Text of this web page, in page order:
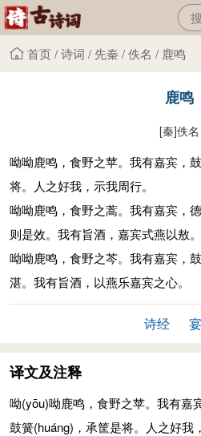
首页/诗词 / 先秦 /佚名 / 鹿鸣
鹿鸣
[秦]佚名
呦呦鹿鸣，食野之苹。我有嘉宾，
将。人之好我，示我周行。
呦呦鹿鸣，食野之蒿。我有嘉宾，
则是效。我有旨酒，嘉宾式燕以敖。
呦呦鹿鸣，食野之芩。我有嘉宾，
湛。我有旨酒，以燕乐嘉宾之心。
诗经
译文及注释
呦(yōu)呦鹿鸣，食野之苹。我有嘉
鼓簧(huáng) ，承筐是将。人之好我